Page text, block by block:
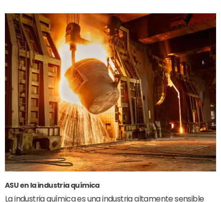
ASU en la industria química
La industria química es una industria altamente sensible